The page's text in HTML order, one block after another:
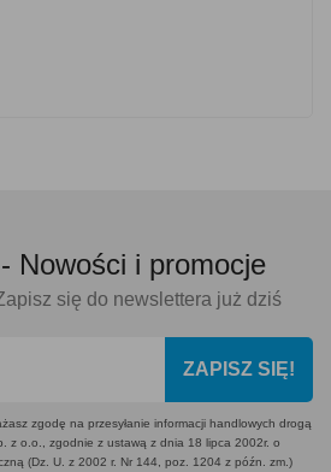
Nowości i promocje
się do newslettera już dziś
ZAPISZ SIĘ!
zgodę na przesyłanie informacji handlowych drogą
z o.o., zgodnie z ustawą z dnia 18 lipca 2002r. o
(Dz. U. z 2002 r. Nr 144, poz. 1204 z późn. zm.)